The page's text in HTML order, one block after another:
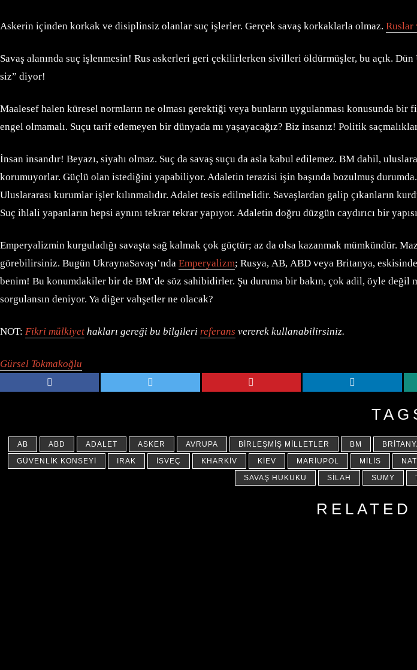
Askerin içinden korkak ve disiplinsiz olanlar suç işlerler. Gerçek savaş korkaklarla olmaz. Ruslar
Savaş alanında suç işlenmesin! Rus askerleri geri çekilirlerken sivilleri öldürmüşler, bu açık.
siz” diyor!
Maalesef halen küresel normların ne olması gerektiği veya bunların uygulanması konusunda
engel olmamalı. Suçu tarif edemeyen bir dünyada mı yaşayacağız? Biz insanız! Politik
İnsan insandır! Beyazı, siyahı olmaz. Suç da savaş suçu da asla kabul edilemez. BM dahil,
korumuyorlar. Güçlü olan istediğini yapabiliyor. Adaletin terazisi işin başında bozulmuş durumda.
Uluslararası kurumlar işler kılınmalıdır. Adalet tesis edilmelidir. Savaşlardan galip çıkanların
Suç ihlali yapanların hepsi aynını tekrar tekrar yapıyor. Adaletin doğru düzgün caydırıcı bir
Emperyalizmin kurguladığı savaşta sağ kalmak çok güçtür; az da olsa kazanmak mümkündür.
görebilirsiniz. Bugün UkraynaSavaşı’nda Emperyalizm; Rusya, AB, ABD veya Britanya,
benim! Bu konumdakiler bir de BM’de söz sahibidirler. Şu duruma bir bakın, çok adil, öyle
sorgulansın deniyor. Ya diğer vahşetler ne olacak?
NOT: Fikri mülkiyet hakları gereği bu bilgileri referans vererek kullanabilirsiniz.
Gürsel Tokmakoğlu
AB ABD ADALET ASKER AVRUPA BIRLEŞMIŞ MILLETLER BM
GÜVENLIK KONSEYI
IRAK İSVEÇ KHARKIV KIEV MARIUPOL MILIS
SAVAŞ HUKUKU
SILAH SUMY
RELATED